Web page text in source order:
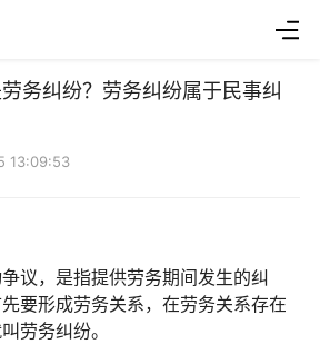
务纠纷？劳务纠纷属于民事纠
13:09:53
议，是指提供劳务期间发生的纠
要形成劳务关系，在劳务关系存在
劳务纠纷。